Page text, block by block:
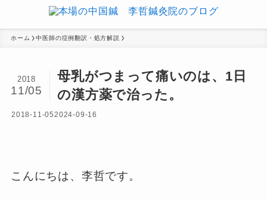
ホーム 中医師の症例翻訳・処方解説
母乳がつまって痛いのは、1日
の漢方薬で治った。
2018
11/05
2018-11-052024-09-16
こんにちは、李哲です。